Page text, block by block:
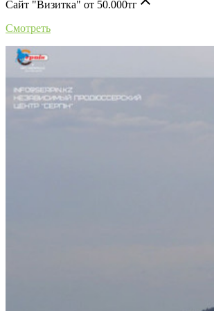
Сайт "Визитка" от 50.000тг
Смотреть